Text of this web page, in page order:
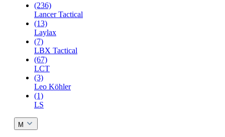
(236)
Lancer Tactical
(13)
Laylax
(7)
LBX Tactical
(67)
LCT
(3)
Leo Köhler
(1)
LS
M